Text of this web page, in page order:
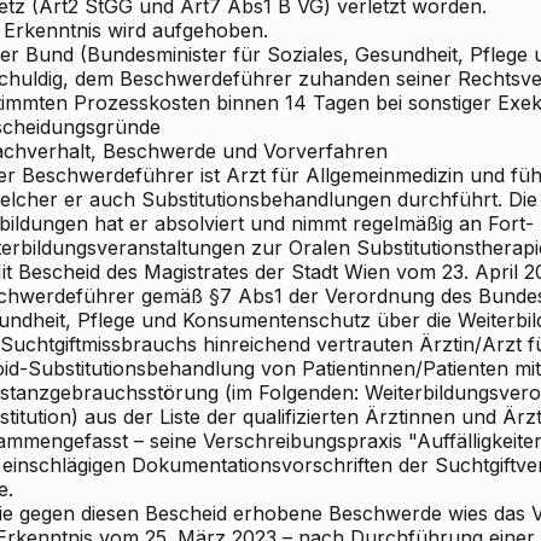
(Art2 StGG und Art7 Abs1 B VG) verletzt worden.
Erkenntnis wird aufgehoben.
Bund (Bundesminister für Soziales, Gesundheit, Pflege
dem Beschwerdeführer zuhanden seiner
Prozesskosten binnen 14 Tagen bei sonstiger
Beschwerde und Vorverfahren
Beschwerdeführer ist Arzt für Allgemeinmedizin und
er auch Substitutionsbehandlungen durchführt.
hat er absolviert und nimmt regelmäßig an Fort-
zur Oralen
Bescheid des Magistrates der Stadt Wien vom 23. April
gemäß §7 Abs1 der Verordnung des
Pflege und Konsumentenschutz über die
hinreichend vertrauten Ärztin/Arzt
Substitutionsbehandlung von Patientinnen/Patienten mit
(im Folgenden:
aus der Liste der qualifizierten Ärztinnen und
– seine Verschreibungspraxis
Dokumentationsvorschriften der
gegen diesen Bescheid erhobene Beschwerde wies das